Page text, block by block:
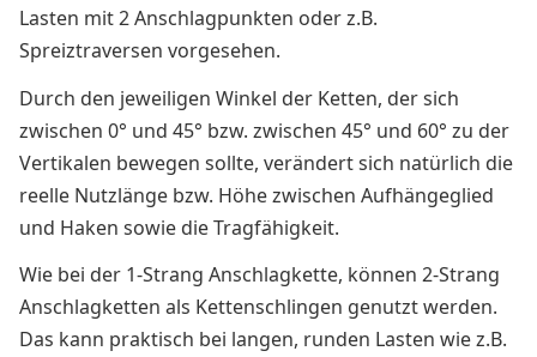
Lasten mit 2 Anschlagpunkten oder z.B.
Spreiztraversen vorgesehen.
Durch den jeweiligen Winkel der Ketten, der sich
zwischen 0° und 45° bzw. zwischen 45° und 60° zu der
Vertikalen bewegen sollte, verändert sich natürlich die
reelle Nutzlänge bzw. Höhe zwischen Aufhängeglied
und Haken sowie die Tragfähigkeit.
Wie bei der 1-Strang Anschlagkette, können 2-Strang
Anschlagketten als Kettenschlingen genutzt werden.
Das kann praktisch bei langen, runden Lasten wie z.B.